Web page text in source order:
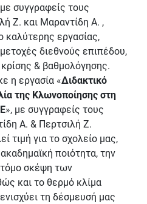
συγγραφείς τους
Ζ. και Μαραντίδη Α. ,
καλύτερης εργασίας,
διεθνούς επιπέδου,
& βαθμολόγησης.
η εργασία «Διδακτικό
της Κλωνοποίησης στη
», με συγγραφείς τους
Α. & Περτσιλή Ζ.
τιμή για το σχολείο μας,
ποιότητα, την
σκέψη των
και το θερμό κλίμα
τη δέσμευσή μας